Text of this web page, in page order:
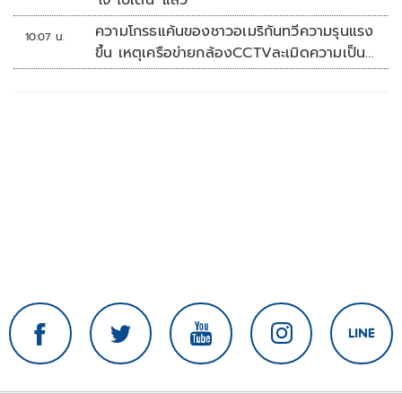
10:07 น.
ความโกรธแค้นของชาวอเมริกันทวีความรุนแรง
ขึ้น เหตุเครือข่ายกล้องCCTVละเมิดความเป็น
ส่วนตัว